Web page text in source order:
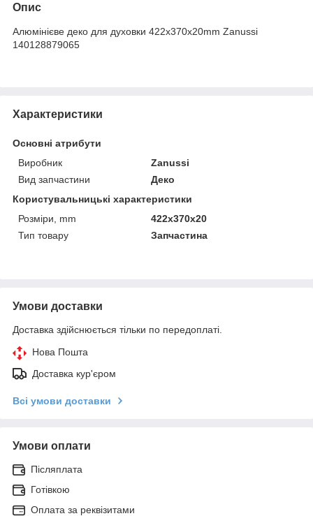
Опис
Алюмінієве деко для духовки 422x370x20mm Zanussi
140128879065
Характеристики
Основні атрибути
Виробник
Zanussi
Вид запчастини
Деко
Користувальницькі характеристики
Розміри, mm
422x370x20
Тип товару
Запчастина
Умови доставки
Доставка здійснюється тільки по передоплаті.
Нова Пошта
Доставка кур'єром
Всі умови доставки
Умови оплати
Післяплата
Готівкою
Оплата за реквізитами